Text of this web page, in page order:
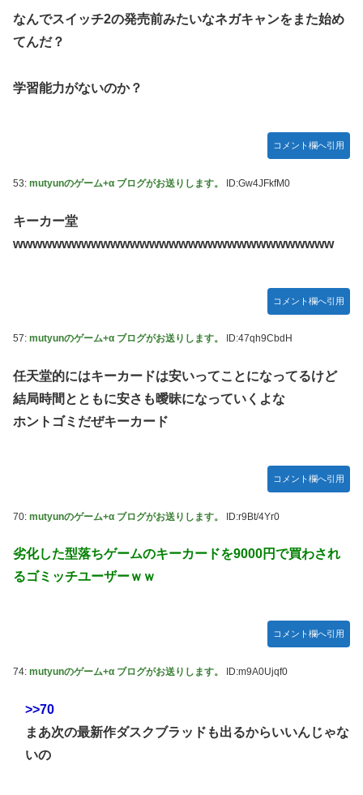
なんでスイッチ2の発売前みたいなネガキャンをまた始め
てんだ？
学習能力がないのか？
コメント欄へ引用
53: mutyunのゲーム+α ブログがお送りします。 ID:Gw4JFkfM0
キーカー堂
wwwwwwwwwwwwwwwwwwwwwwwwwwwwwwwww
コメント欄へ引用
57: mutyunのゲーム+α ブログがお送りします。 ID:47qh9CbdH
任天堂的にはキーカードは安いってことになってるけど
結局時間とともに安さも曖昧になっていくよな
ホントゴミだぜキーカード
コメント欄へ引用
70: mutyunのゲーム+α ブログがお送りします。 ID:r9Bt/4Yr0
劣化した型落ちゲームのキーカードを9000円で買わされ
るゴミッチユーザーｗｗ
コメント欄へ引用
74: mutyunのゲーム+α ブログがお送りします。 ID:m9A0Ujqf0
>>70
まあ次の最新作ダスクブラッドも出るからいいんじゃな
いの